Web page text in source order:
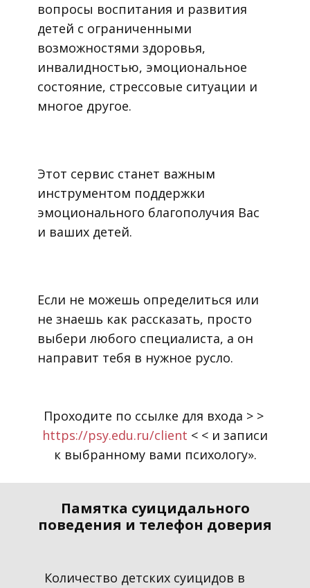
вопросы воспитания и развития
детей с ограниченными
возможностями здоровья,
инвалидностью, эмоциональное
состояние, стрессовые ситуации и
многое другое.
Этот сервис станет важным
инструментом поддержки
эмоционального благополучия Вас
и ваших детей.
Если не можешь определиться или
не знаешь как рассказать, просто
выбери любого специалиста, а он
направит тебя в нужное русло.
Проходите по ссылке для входа > >
https://psy.edu.ru/client < < и записи
к выбранному вами психологу».
Памятка суицидального
поведения и телефон доверия
Количество детских суицидов в